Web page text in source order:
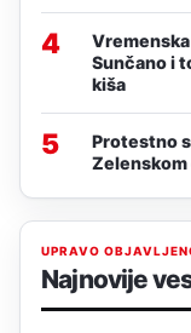
4
Sunčano i
kiša
5
Protestno
Zelenskom
UPRAVO
Najnovije